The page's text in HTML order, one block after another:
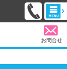
お問合せ